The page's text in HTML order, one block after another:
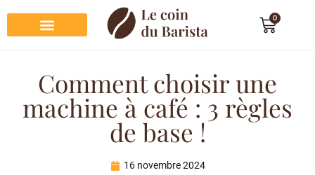
0
Comment choisir une
machine à café : 3 règles
de base !
16 novembre 2024